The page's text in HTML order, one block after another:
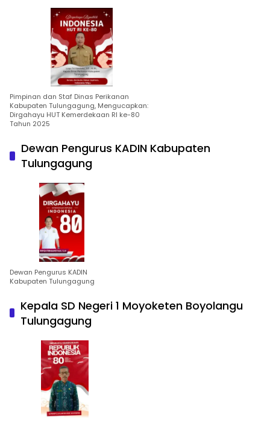
Pimpinan dan Staf Dinas Perikanan
Kabupaten Tulungagung, Mengucapkan:
Dirgahayu HUT Kemerdekaan RI ke-80
Tahun 2025
Dewan Pengurus KADIN Kabupaten
Tulungagung
Dewan Pengurus KADIN
Kabupaten Tulungagung
Kepala SD Negeri 1 Moyoketen Boyolangu
Tulungagung